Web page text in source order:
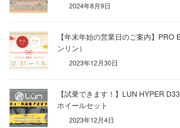
2024年8月9日
【年末年始の営業日のご案内】PRO
ンリン）
2023年12月30日
【試乗できます！】LUN HYPER
ホイールセット
2023年12月4日